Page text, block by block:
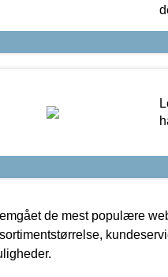
de mest populære